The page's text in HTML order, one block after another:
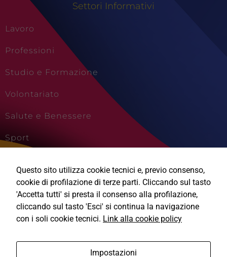
Settori Informativi
Lavoro
Professioni
Studio e Formazione
Volontariato
Salute e Benessere
Sport
Viaggi e Vacanze
Ⓒ2026, Technical Design s.r.l.
Questo sito utilizza cookie tecnici e, previo consenso,
cookie di profilazione di terze parti. Cliccando sul tasto
'Accetta tutti' si presta il consenso alla profilazione,
cliccando sul tasto 'Esci' si continua la navigazione
con i soli cookie tecnici. Link alla cookie policy
Impostazioni
funzionamento
del sito e non
possono
non
raccolgono
informazioni
personali.